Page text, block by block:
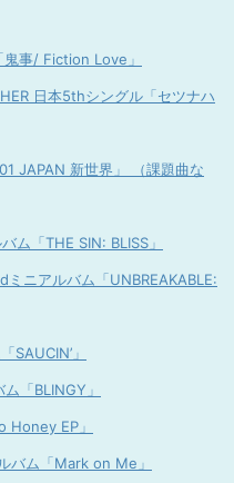
事/ Fiction Love」
日本5thシングル「セツナハ
JAPAN 新世界」 （課題曲な
ム「THE SIN: BLISS」
ミニアルバム「UNBREAKABLE:
SAUCIN’」
「BLINGY」
Honey EP」
バム「Mark on Me」